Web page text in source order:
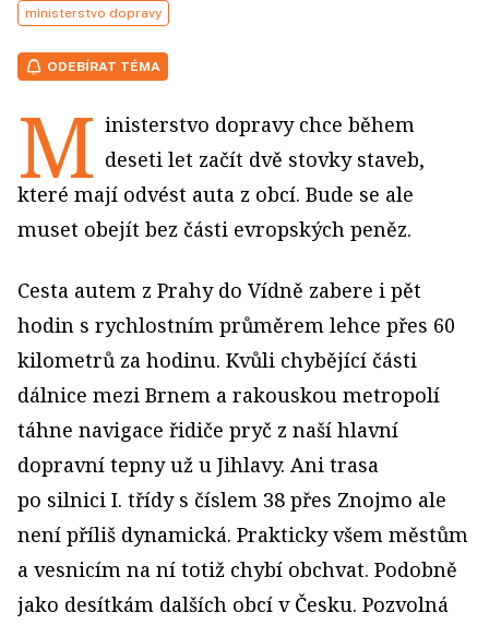
ministerstvo dopravy
ODEBÍRAT TÉMA
M inisterstvo dopravy chce během
deseti let začít dvě stovky staveb,
které mají odvést auta z obcí. Bude se ale
muset obejít bez části evropských peněz.
Cesta autem z Prahy do Vídně zabere i pět
hodin s rychlostním průměrem lehce přes 60
kilometrů za hodinu. Kvůli chybějící části
dálnice mezi Brnem a rakouskou metropolí
táhne navigace řidiče pryč z naší hlavní
dopravní tepny už u Jihlavy. Ani trasa
po silnici I. třídy s číslem 38 přes Znojmo ale
není příliš dynamická. Prakticky všem městům
a vesnicím na ní totiž chybí obchvat. Podobně
jako desítkám dalších obcí v Česku. Pozvolná